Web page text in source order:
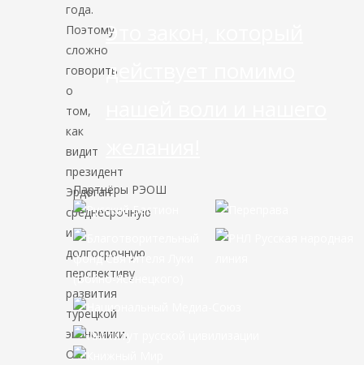
года.
Поэтому
сложно
говорить
о
том,
как
видит
президент
Эрдоган
среднесрочную
и
долгосрочную
перспективу
развития
турецкой
экономики.
Он
Это закон, который
действует помимо
Партнёры РЭОШ